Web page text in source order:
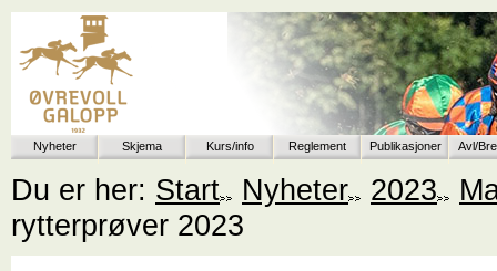
Nyheter Skjema Kurs/info Reglement Publikasjoner Avl/
Du er her: Start Nyheter 2023
rytterprøver 2023